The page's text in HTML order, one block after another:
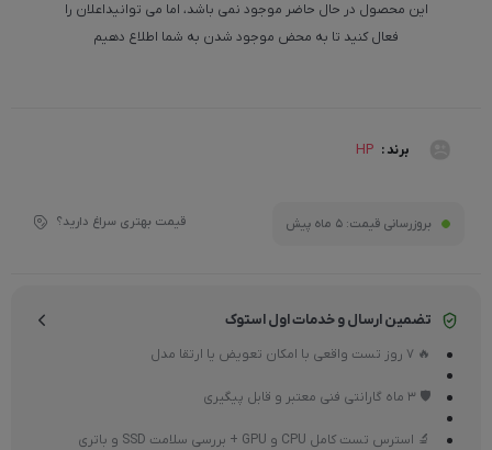
این محصول در حال حاضر موجود نمی باشد، اما می توانیداعلان را
فعال کنید تا به محض موجود شدن به شما اطلاع دهیم
برند : HP
بروزرسانی قیمت: 5 ماه پیش قیمت بهتری سراغ دارید؟
تضمین ارسال و خدمات اول استوک
🔥 7 روز تست واقعی با امکان تعویض یا ارتقا مدل
🛡 3 ماه گارانتی فنی معتبر و قابل پیگیری
🔬 استرس تست کامل CPU و GPU + بررسی سلامت SSD و باتری